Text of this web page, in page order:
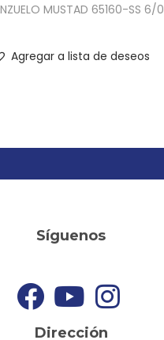
MUSTAD 65160-SS 6/0
Agregar a lista de deseos
Síguenos
Dirección